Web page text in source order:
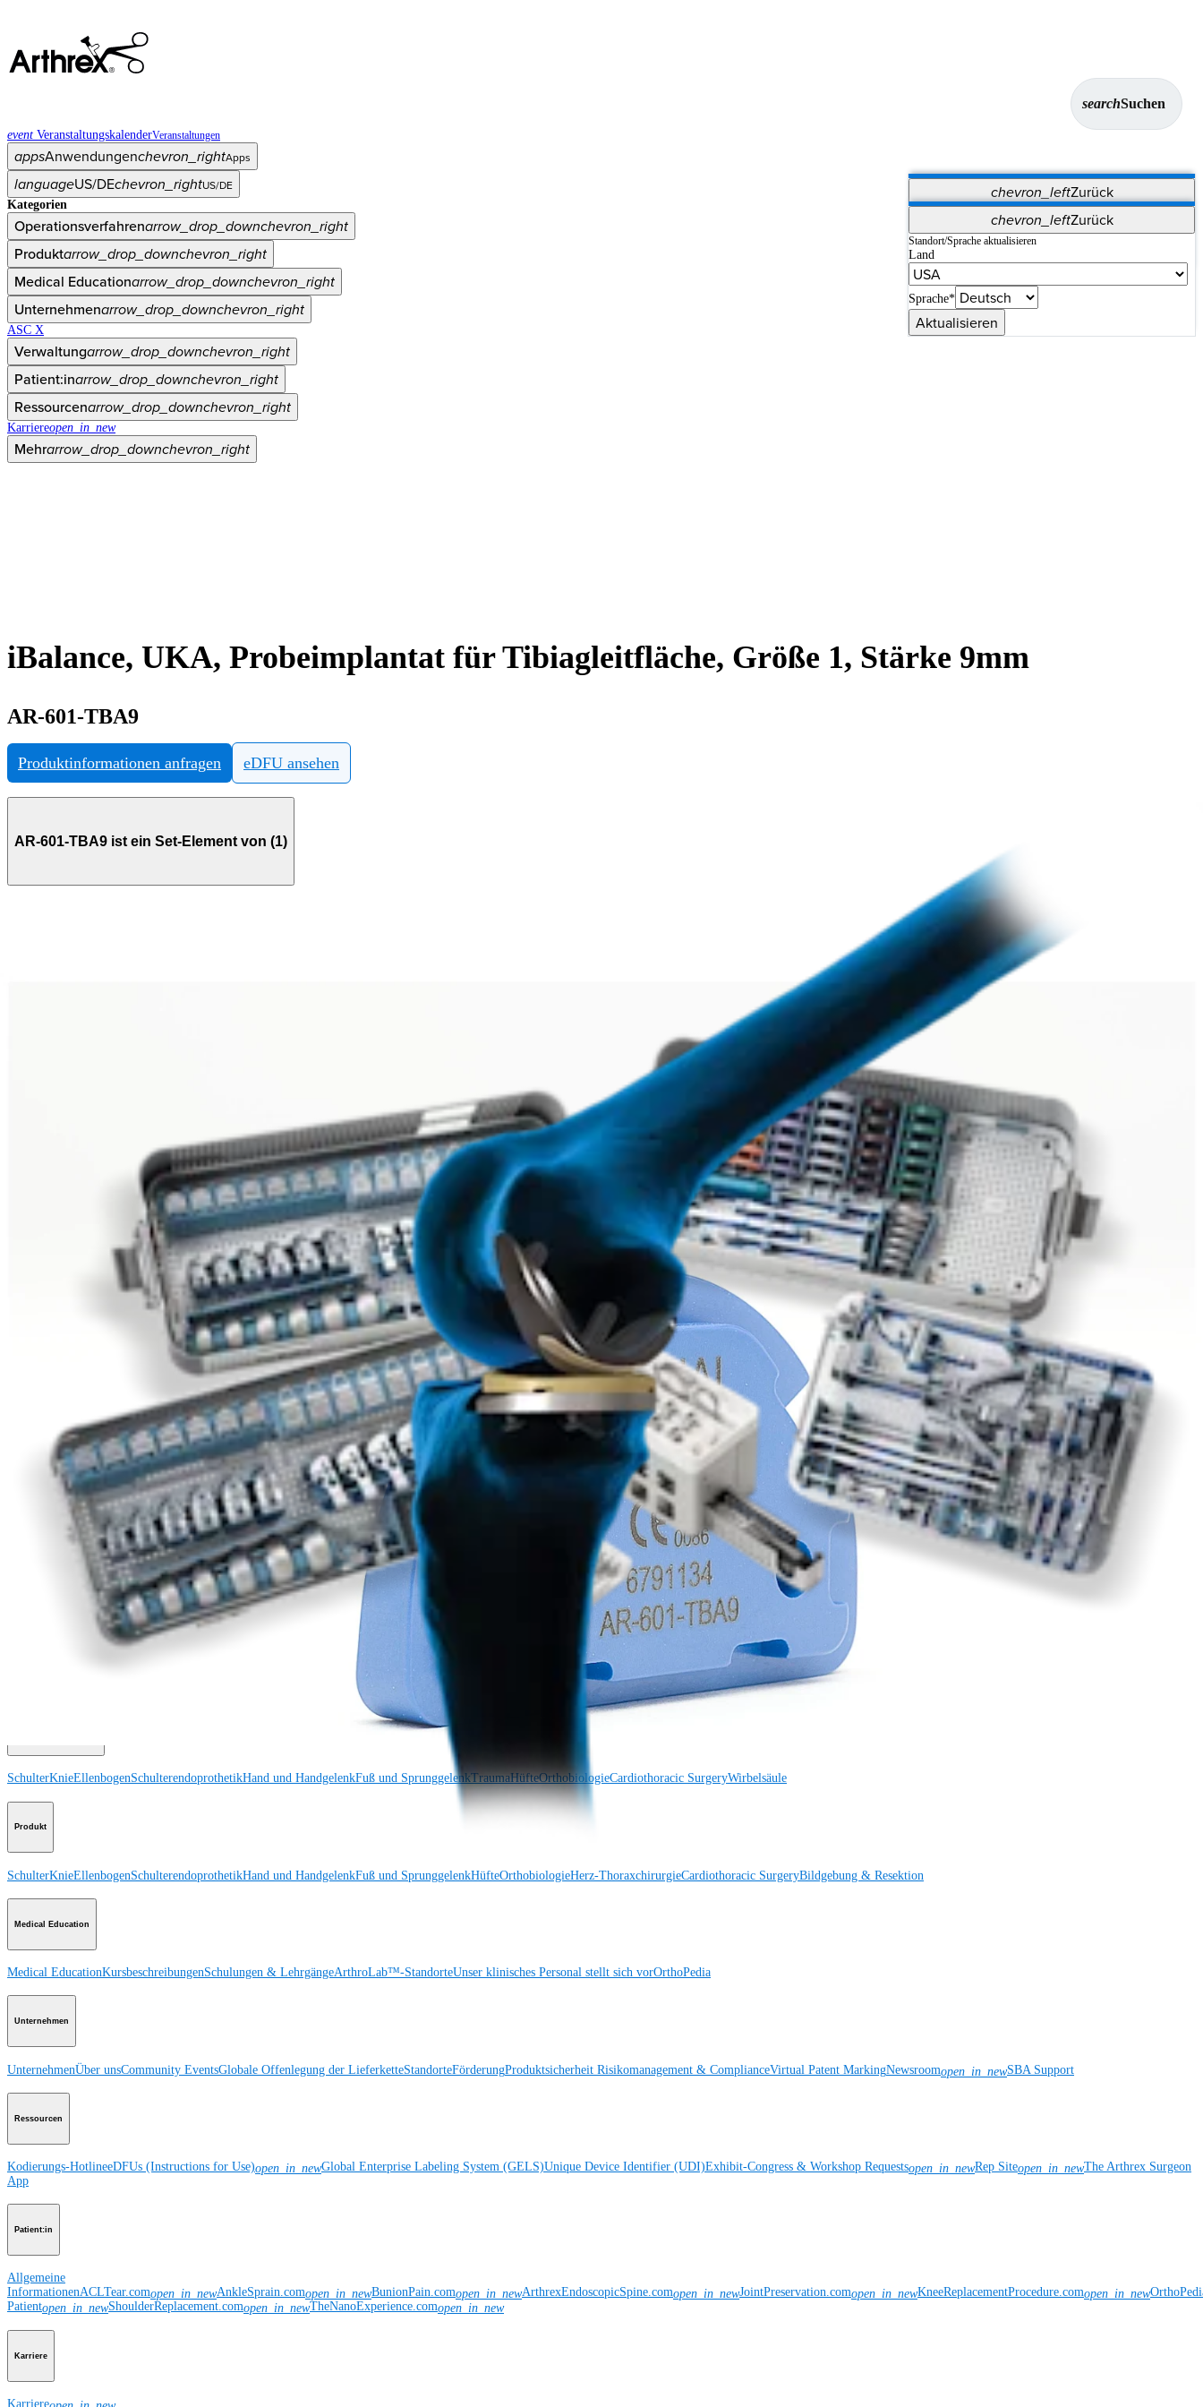
searchSuchen
event VeranstaltungskalenderVeranstaltungen
appsAnwendungenchevron_rightApps
chevron_leftZurück
Vet Systems OrthoPedia Patient
Supplier Portal
Synergy-Bildgebung und -Resektion
languageUS/DEchevron_rightUS/DE
chevron_leftZurück
Standort/Sprache aktualisieren
Land
Sprache*
Aktualisieren
Kategorien
Operationsverfahrenarrow_drop_downchevron_right
Produktarrow_drop_downchevron_right
Medical Educationarrow_drop_downchevron_right
Unternehmenarrow_drop_downchevron_right
ASC X
Verwaltungarrow_drop_downchevron_right
Patient:inarrow_drop_downchevron_right
Ressourcenarrow_drop_downchevron_right
Karriereopen_in_new
Mehrarrow_drop_downchevron_right
iBalance, UKA, Probeimplantat für Tibiagleitfläche, Größe 1, Stärke 9mm
AR-601-TBA9
Produktinformationen anfragen eDFU ansehen
AR-601-TBA9 ist ein Set-Element von (1)
Endoprothetik Knie
iBalance® UKA System
Wie können wir Ihnen helfen?
Medizinproduktberater:in kontaktieren
Veranstaltungen, Lab-Vorführungen und Schulungsmöglichkeiten ansehen
Unseren Newsletter abonnieren
SchulterKnieEllenbogenSchulterendoprothetikHand und HandgelenkFuß und SprunggelenkTraumaHüfteOrthobiologieCardiothoracic SurgeryWirbelsäule
Produkt
SchulterKnieEllenbogenSchulterendoprothetikHand und HandgelenkFuß und SprunggelenkHüfteOrthobiologieHerz-ThoraxchirurgieCardiothoracic SurgeryBildgebung & Resektion
Medical Education
Medical EducationKursbeschreibungenSchulungen & LehrgängeArthroLab™-StandorteUnser klinisches Personal stellt sich vorOrthoPedia
Unternehmen
UnternehmenÜber unsCommunity EventsGlobale Offenlegung der LieferketteStandorteFörderungProduktsicherheit Risikomanagement & ComplianceVirtual Patent MarkingNewsroomopen_in_newSBA Support
Ressourcen
Kodierungs-HotlineeDFUs (Instructions for Use)open_in_newGlobal Enterprise Labeling System (GELS)Unique Device Identifier (UDI)Exhibit-Congress & Workshop Requestsopen_in_newRep Siteopen_in_newThe Arthrex Surgeon
App
Patient:in
Allgemeine
InformationenACLTear.comopen_in_newAnkleSprain.comopen_in_newBunionPain.comopen_in_newArthrexEndoscopicSpine.comopen_in_newJointPreservation.comopen_in_newKneeReplacementProcedure.comopen_in_new
Patientopen_in_newShoulderReplacement.comopen_in_newTheNanoExperience.comopen_in_new
Karriere
Karriere